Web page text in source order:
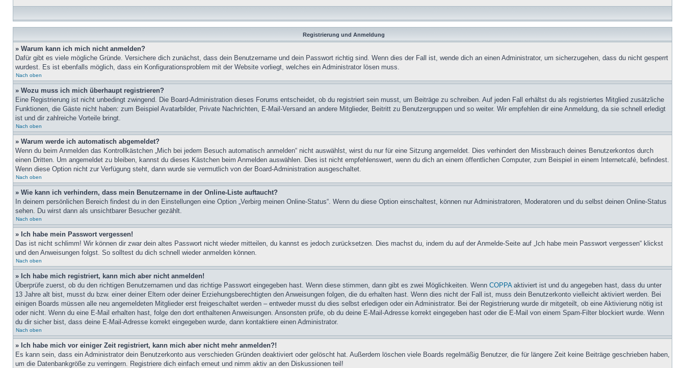
Registrierung und Anmeldung
» Warum kann ich mich nicht anmelden?
Dafür gibt es viele mögliche Gründe. Versichere dich zunächst, dass dein Benutzername und dein Passwort richtig sind. Wenn dies der Fall ist, wende dich an einen Administrator, um sicherzugehen, dass du nicht gesperrt
wurdest. Es ist ebenfalls möglich, dass ein Konfigurationsproblem mit der Website vorliegt, welches ein Administrator lösen muss.
Nach oben
» Wozu muss ich mich überhaupt registrieren?
Eine Registrierung ist nicht unbedingt zwingend. Die Board-Administration dieses Forums entscheidet, ob du registriert sein musst, um Beiträge zu schreiben. Auf jeden Fall erhältst du als registriertes Mitglied zusätzliche
Funktionen, die Gäste nicht haben: zum Beispiel Avatarbilder, Private Nachrichten, E-Mail-Versand an andere Mitglieder, Beitritt zu Benutzergruppen und so weiter. Wir empfehlen dir eine Anmeldung, da sie schnell erledigt
ist und dir zahlreiche Vorteile bringt.
Nach oben
» Warum werde ich automatisch abgemeldet?
Wenn du beim Anmelden das Kontrollkästchen „Mich bei jedem Besuch automatisch anmelden“ nicht auswählst, wirst du nur für eine Sitzung angemeldet. Dies verhindert den Missbrauch deines Benutzerkontos durch
einen Dritten. Um angemeldet zu bleiben, kannst du dieses Kästchen beim Anmelden auswählen. Dies ist nicht empfehlenswert, wenn du dich an einem öffentlichen Computer, zum Beispiel in einem Internetcafé, befindest.
Wenn diese Option nicht zur Verfügung steht, dann wurde sie vermutlich von der Board-Administration ausgeschaltet.
Nach oben
» Wie kann ich verhindern, dass mein Benutzername in der Online-Liste auftaucht?
In deinem persönlichen Bereich findest du in den Einstellungen eine Option „Verbirg meinen Online-Status“. Wenn du diese Option einschaltest, können nur Administratoren, Moderatoren und du selbst deinen Online-Status
sehen. Du wirst dann als unsichtbarer Besucher gezählt.
Nach oben
» Ich habe mein Passwort vergessen!
Das ist nicht schlimm! Wir können dir zwar dein altes Passwort nicht wieder mitteilen, du kannst es jedoch zurücksetzen. Dies machst du, indem du auf der Anmelde-Seite auf „Ich habe mein Passwort vergessen“ klickst
und den Anweisungen folgst. So solltest du dich schnell wieder anmelden können.
Nach oben
» Ich habe mich registriert, kann mich aber nicht anmelden!
Überprüfe zuerst, ob du den richtigen Benutzernamen und das richtige Passwort eingegeben hast. Wenn diese stimmen, dann gibt es zwei Möglichkeiten. Wenn COPPAaktiviert ist und du angegeben hast, dass du unter
13 Jahre alt bist, musst du bzw. einer deiner Eltern oder deiner Erziehungsberechtigten den Anweisungen folgen, die du erhalten hast. Wenn dies nicht der Fall ist, muss dein Benutzerkonto vielleicht aktiviert werden. Bei
einigen Boards müssen alle neu angemeldeten Mitglieder erst freigeschaltet werden – entweder musst du dies selbst erledigen oder ein Administrator. Bei der Registrierung wurde dir mitgeteilt, ob eine Aktivierung nötig ist
oder nicht. Wenn du eine E-Mail erhalten hast, folge den dort enthaltenen Anweisungen. Ansonsten prüfe, ob du deine E-Mail-Adresse korrekt eingegeben hast oder die E-Mail von einem Spam-Filter blockiert wurde. Wenn
du dir sicher bist, dass deine E-Mail-Adresse korrekt eingegeben wurde, dann kontaktiere einen Administrator.
Nach oben
» Ich habe mich vor einiger Zeit registriert, kann mich aber nicht mehr anmelden?!
Es kann sein, dass ein Administrator dein Benutzerkonto aus verschieden Gründen deaktiviert oder gelöscht hat. Außerdem löschen viele Boards regelmäßig Benutzer, die für längere Zeit keine Beiträge geschrieben haben,
um die Datenbankgröße zu verringern. Registriere dich einfach erneut und nimm aktiv an den Diskussionen teil!